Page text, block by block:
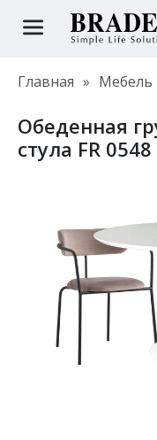
Главная » Мебель
Обеденная
стула FR 0548